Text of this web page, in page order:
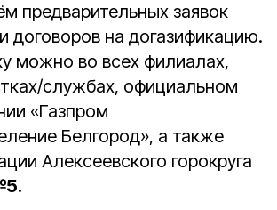
предварительных заявок
договоров на догазификацию.
можно во всех филиалах,
службах, официальном
«Газпром
Белгород», а также
Алексеевского горокруга
.